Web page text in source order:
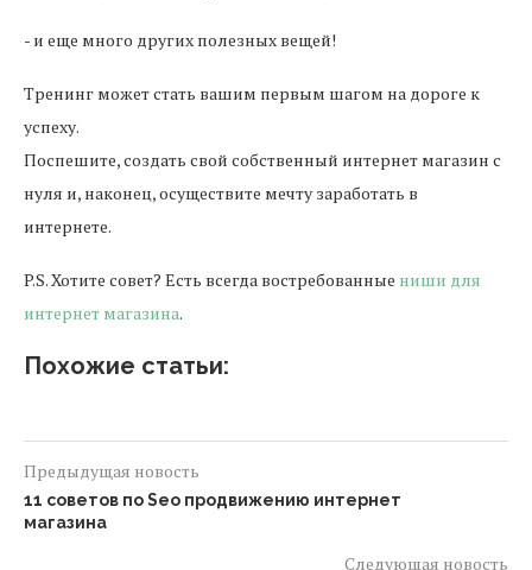
- и еще много других полезных вещей!
Тренинг может стать вашим первым шагом на дороге к
успеху.
Поспешите, создать свой собственный интернет магазин с
нуля и, наконец, осуществите мечту заработать в
интернете.
P.S. Хотите совет? Есть всегда востребованные ниши для
интернет магазина.
Похожие статьи:
Предыдущая новость
11 советов по Seo продвижению интернет
магазина
Следующая новость